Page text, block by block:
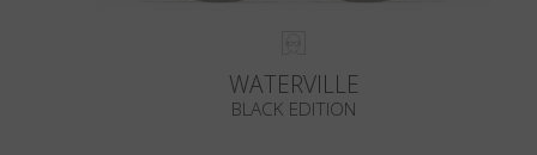
WATERVILLE
BLACK EDITION